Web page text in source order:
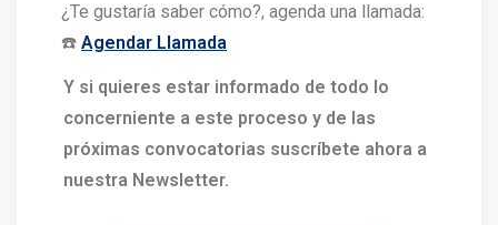
¿Te gustaría saber cómo?, agenda una llamada:
☎️ Agendar Llamada
Y si quieres estar informado de todo lo
concerniente a este proceso y de las
próximas convocatorias suscríbete ahora a
nuestra Newsletter.